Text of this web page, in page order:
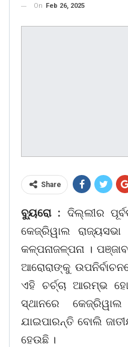
On
Feb 26, 2025
Share
ବ୍ୟୁରୋ : ଦିଲ୍ଲୀର
କେଜ୍ରିୱାଲ
କଳ୍ପନାଜଳ୍ପନା ।
ଆରୋରାଙ୍କୁ
ଏହି ଚର୍ଚ୍ଚା ଆରମ୍ଭ
ସ୍ଥାନରେ
ଯାଇପାରନ୍ତି ବୋଲି
ହେଉଛି ।